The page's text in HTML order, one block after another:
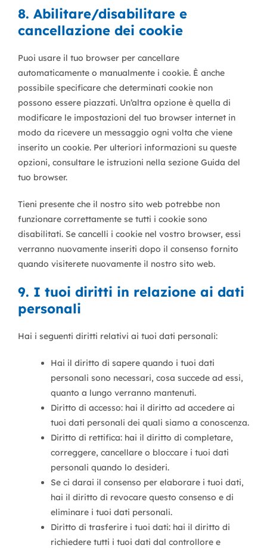
8. Abilitare/disabilitare e
cancellazione dei cookie
Puoi usare il tuo browser per cancellare
automaticamente o manualmente i cookie. È anche
possibile specificare che determinati cookie non
possono essere piazzati. Un’altra opzione è quella di
modificare le impostazioni del tuo browser internet in
modo da ricevere un messaggio ogni volta che viene
inserito un cookie. Per ulteriori informazioni su queste
opzioni, consultare le istruzioni nella sezione Guida del
tuo browser.
Tieni presente che il nostro sito web potrebbe non
funzionare correttamente se tutti i cookie sono
disabilitati. Se cancelli i cookie nel vostro browser, essi
verranno nuovamente inseriti dopo il consenso fornito
quando visiterete nuovamente il nostro sito web.
9. I tuoi diritti in relazione ai dati
personali
Hai i seguenti diritti relativi ai tuoi dati personali:
Hai il diritto di sapere quando i tuoi dati
personali sono necessari, cosa succede ad essi,
quanto a lungo verranno mantenuti.
Diritto di accesso: hai il diritto ad accedere ai
tuoi dati personali dei quali siamo a conoscenza.
Diritto di rettifica: hai il diritto di completare,
correggere, cancellare o bloccare i tuoi dati
personali quando lo desideri.
Se ci darai il consenso per elaborare i tuoi dati,
hai il diritto di revocare questo consenso e di
eliminare i tuoi dati personali.
Diritto di trasferire i tuoi dati: hai il diritto di
richiedere tutti i tuoi dati dal controllore e